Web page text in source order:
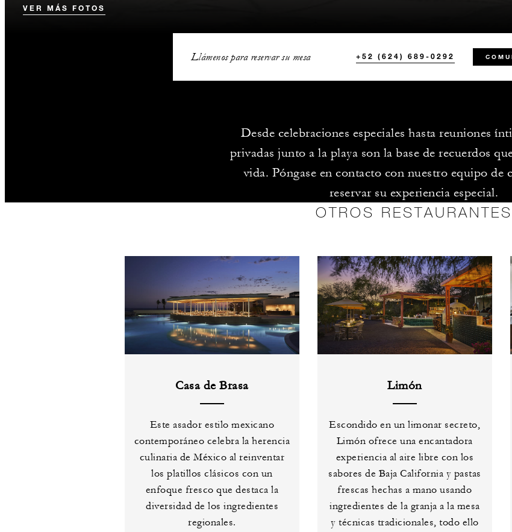
VER MÁS FOTOS
Llámenos para reservar su mesa +52 (624) 689-0292
Desde celebraciones especiales hasta reuniones
privadas junto a la playa son la base de recuerdos
vida. Póngase en contacto con nuestro equipo de
reservar su experiencia especial.
OTROS RESTAURANTES
Casa de Brasa
Este asador estilo mexicano
contemporáneo celebra la herencia
culinaria de México al reinventar
los platillos clásicos con un
enfoque fresco que destaca la
diversidad de los ingredientes
regionales.
Limón
Escondido en un limonar secreto,
Limón ofrece una encantadora
experiencia al aire libre con los
sabores de Baja California y pastas
frescas hechas a mano usando
ingredientes de la granja a la mesa
y técnicas tradicionales, todo ello